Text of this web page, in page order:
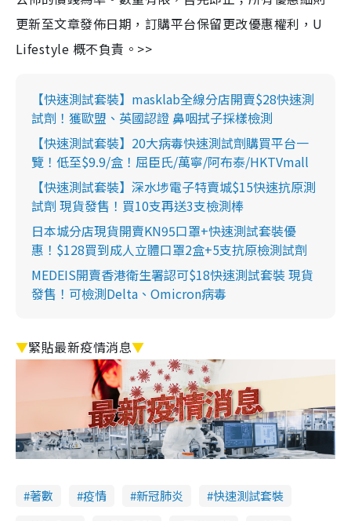
更新至文章發佈日期，訂購平台保留更改優惠權利，U
Lifestyle 概不負責。>>
【快速測試套裝】masklab全線分店開賣$28快速測
試劑！獲歐盟、英國認證 鼻咽拭子採樣檢測
【快速測試套裝】20大病毒快速測試劑購買平台一
覽！低至$9.9/盒！屈臣氏/萬寧/阿布泰/HKTVmall
【快速測試套裝】深水埗電子特賣城$15快速抗原測
試劑 現貨發售！買10支再送3支檢測棒
日本城分店現貨開賣KN95口罩+快速測試套裝優
惠！$128買到成人立體口罩2盒+5支抗原檢測試劑
MEDEIS開賣香港衛生署認可$18快速測試套裝 現貨
發售！可檢測Delta、Omicron病毒
▼緊貼最新疫情消息▼
著數 疫情 新冠肺炎
快速測試套裝